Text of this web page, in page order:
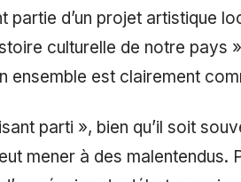
partie d’un projet artistique
culturelle de notre pays
ensemble est clairement
parti », bien qu’il soit
mener à des malentendus.